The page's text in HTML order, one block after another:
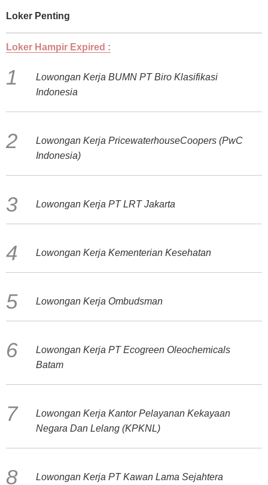
Loker Penting
Loker Hampir Expired :
Lowongan Kerja BUMN PT Biro Klasifikasi
Indonesia
Lowongan Kerja PricewaterhouseCoopers (PwC
Indonesia)
Lowongan Kerja PT LRT Jakarta
Lowongan Kerja Kementerian Kesehatan
Lowongan Kerja Ombudsman
Lowongan Kerja PT Ecogreen Oleochemicals
Batam
Lowongan Kerja Kantor Pelayanan Kekayaan
Negara Dan Lelang (KPKNL)
Lowongan Kerja PT Kawan Lama Sejahtera